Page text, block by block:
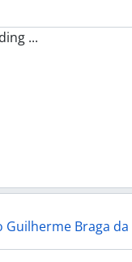
...
Guilherme Braga da